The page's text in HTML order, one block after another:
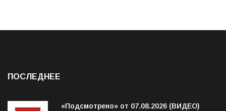
ПОСЛЕДНЕЕ
«Подсмотрено» от 07.08.2026 (ВИДЕО)